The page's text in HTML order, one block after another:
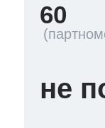
60
не